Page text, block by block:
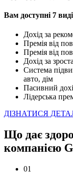
Вам доступні 7
Дохід за
Премiя вiд
Премiя вiд
Дохід за
Система
авто, дім
Пасивний
Лідерська
ДІЗНАТИСЯ
Що дає
компанією
01